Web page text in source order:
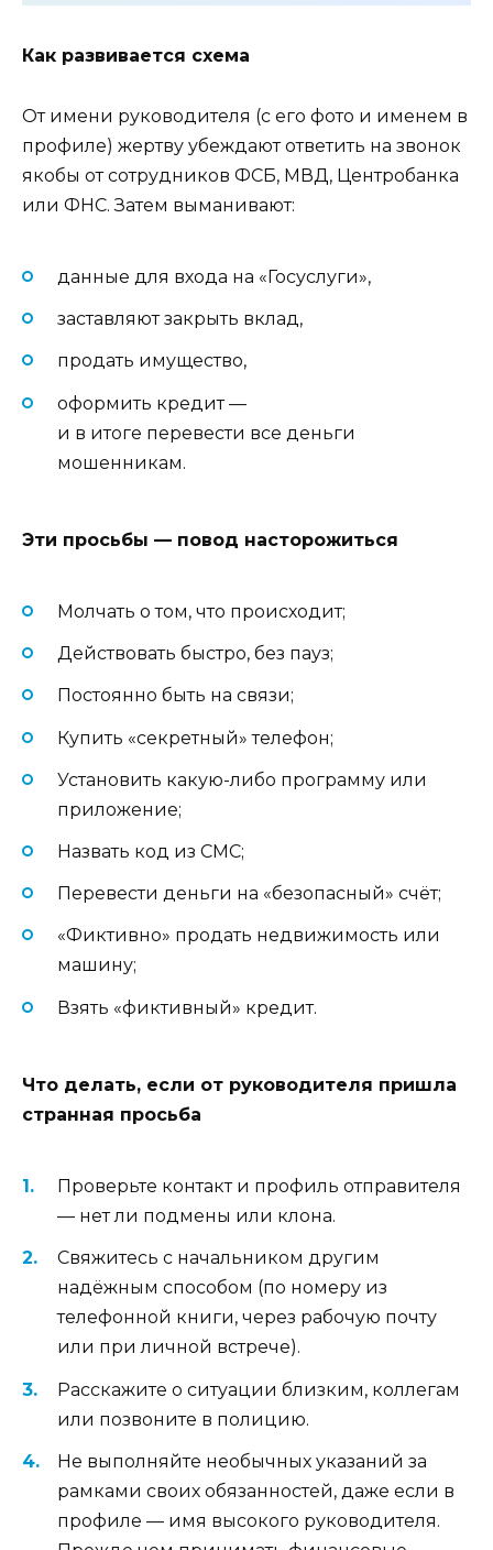
Как развивается схема
От имени руководителя (с его фото и именем в
профиле) жертву убеждают ответить на звонок
якобы от сотрудников ФСБ, МВД, Центробанка
или ФНС. Затем выманивают:
данные для входа на «Госуслуги»,
заставляют закрыть вклад,
продать имущество,
оформить кредит —
и в итоге перевести все деньги
мошенникам.
Эти просьбы — повод насторожиться
Молчать о том, что происходит;
Действовать быстро, без пауз;
Постоянно быть на связи;
Купить «секретный» телефон;
Установить какую-либо программу или
приложение;
Назвать код из СМС;
Перевести деньги на «безопасный» счёт;
«Фиктивно» продать недвижимость или
машину;
Взять «фиктивный» кредит.
Что делать, если от руководителя пришла
странная просьба
Проверьте контакт и профиль отправителя
— нет ли подмены или клона.
Свяжитесь с начальником другим
надёжным способом (по номеру из
телефонной книги, через рабочую почту
или при личной встрече).
Расскажите о ситуации близким, коллегам
или позвоните в полицию.
Не выполняйте необычных указаний за
рамками своих обязанностей, даже если в
профиле — имя высокого руководителя.